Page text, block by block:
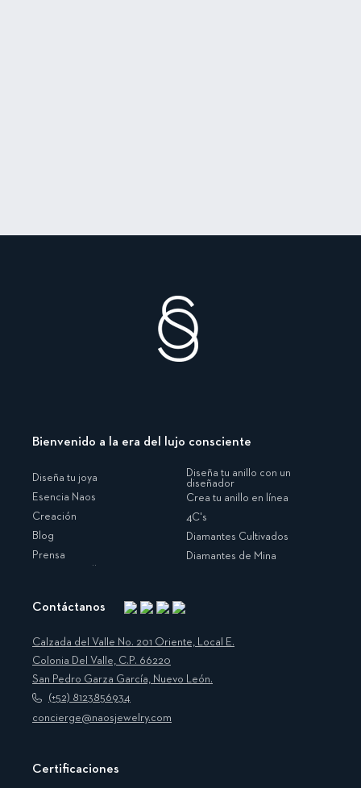
Bienvenido a la era del lujo consciente
Diseña tu joya
Esencia Naos
Creación
Blog
Prensa
Diseña tu anillo con un
diseñador
Crea tu anillo en línea
4C's
Diamantes Cultivados
Diamantes de Mina
Contáctanos
Instagram
Facebook
Translation
missing:
es.general.social.links.linkedin
Pinterest
Calzada del Valle No. 201 Oriente, Local E.
Colonia Del Valle, C.P. 66220
San Pedro Garza García, Nuevo León.
(+52) 8123856934
concierge@naosjewelry.com
Certificaciones